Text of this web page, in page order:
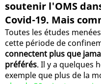
soutenir l'OMS
Covid-19. Mais
Toutes les études
cette période de
connectent plus que
préférés. Il y a quelques
exemple que plus de la